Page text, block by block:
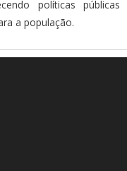
políticas
a população.